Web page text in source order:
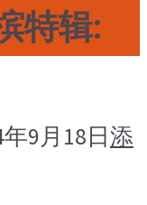
特辑:
年9月18日添